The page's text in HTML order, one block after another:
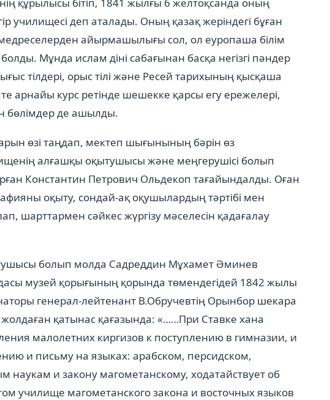
училищесі деп аталады. Оның қазақ жеріндегі бұған
айырмашылығы сол, ол еуропаша білім
болды. Мұнда ислам діні сабағынан басқа негізгі пәндер
тілдері, орыс тілі және Ресей тарихының қысқаша
арнайы курс ретінде шешекке қарсы егу ережелері,
бөлімдер де ашылды.
өзі таңдап, мектеп шығынының бәрін өз
алғашқы оқытушысы және меңгерушісі болып
Константин Петрович Ольдекоп тағайындалды. Оған
оқыту, сондай-ақ оқушылардың тәртібі мен
шарттармен сәйкес жүргізу мәселесін қадағалау
болып молда Садреддин Мұхамет Әминев
музей қорығының қорында төмендегідей 1842 жылы
генерал-лейтенант В.Обручевтің Орынбор шекара
қатынас қағазында: «……При Ставке хана
малолетних киргизов к поступлению в гимназии, и
и письму на языках: арабском, персидском,
наукам и закону магометанскому, ходатайствует об
училище магометанского закона и восточных языков